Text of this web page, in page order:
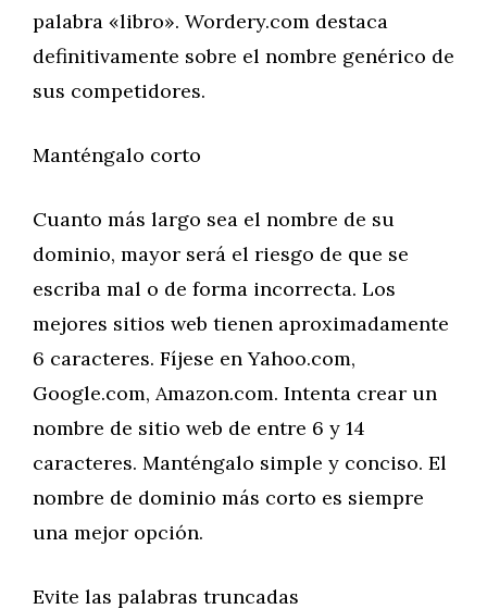
palabra «libro». Wordery.com destaca
definitivamente sobre el nombre genérico de
sus competidores.
Manténgalo corto
Cuanto más largo sea el nombre de su
dominio, mayor será el riesgo de que se
escriba mal o de forma incorrecta. Los
mejores sitios web tienen aproximadamente
6 caracteres. Fíjese en Yahoo.com,
Google.com, Amazon.com. Intenta crear un
nombre de sitio web de entre 6 y 14
caracteres. Manténgalo simple y conciso. El
nombre de dominio más corto es siempre
una mejor opción.
Evite las palabras truncadas